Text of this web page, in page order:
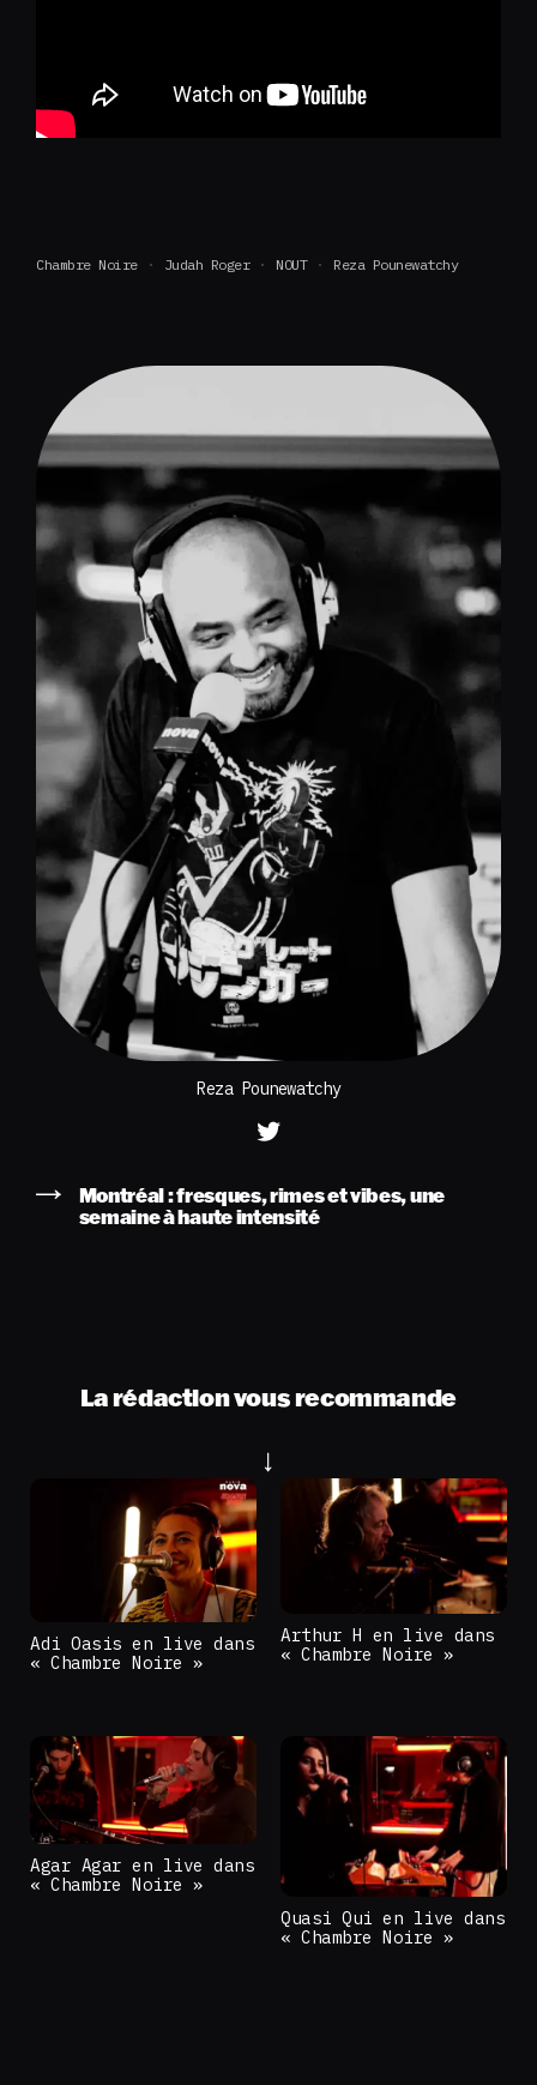
Chambre Noire Judah Roger NOUT Reza Pounewatchy
Reza Pounewatchy
Montréal : fresques, rimes et vibes, une
semaine à haute intensité
La rédaction vous recommande
Adi Oasis en live dans
« Chambre Noire »
Arthur H en live dans
« Chambre Noire »
Agar Agar en live dans
« Chambre Noire »
Quasi Qui en live dans
« Chambre Noire »